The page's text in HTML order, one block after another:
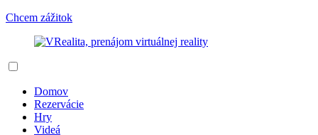
Chcem zážitok
Domov
Rezervácie
Hry
Videá